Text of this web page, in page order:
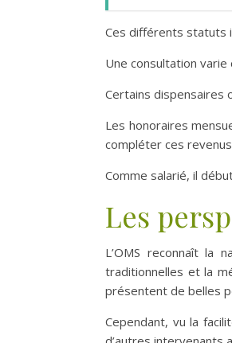
Ces différents statuts
Une consultation
Certains dispensaires
Les honoraires
compléter ces
Comme salarié, il
Les
L’OMS reconnaît la
traditionnelles et la
présentent de belles
Cependant, vu la